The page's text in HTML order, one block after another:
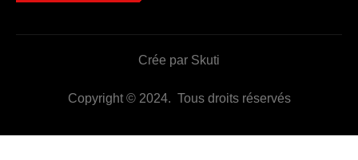
Crée par Skuti
Copyright © 2024. Tous droits réservés